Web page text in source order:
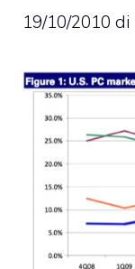
19/10/2010 di